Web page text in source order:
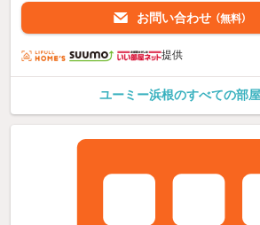
お問い合わせ （無料）
提供
ユーミー浜根のすべての部